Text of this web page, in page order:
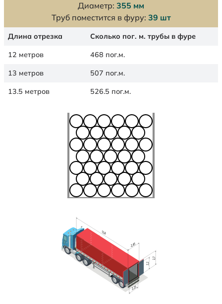
Диаметр: 355 мм
Труб поместится в фуру: 39 шт
Длина отрезка Сколько пог. м. трубы в фуре
12 метров 468 пог.м.
13 метров 507 пог.м.
13.5 метров 526.5 пог.м.